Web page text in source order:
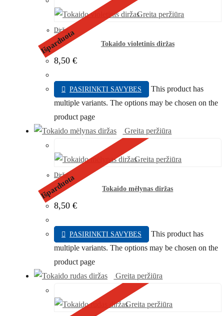
Išparduota
Greita peržiūra
Diržai
Tokaido violetinis diržas
8,50 €
PASIRINKTI SAVYBES
This product has
multiple variants. The options may be chosen on the
product page
Greita peržiūra
Išparduota
Greita peržiūra
Diržai
Tokaido mėlynas diržas
8,50 €
PASIRINKTI SAVYBES
This product has
multiple variants. The options may be chosen on the
product page
Greita peržiūra
Greita peržiūra